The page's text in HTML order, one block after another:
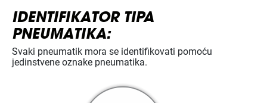
IDENTIFIKATOR TIPA
PNEUMATIKA:
Svaki pneumatik mora se identifikovati pomoću
jedinstvene oznake pneumatika.